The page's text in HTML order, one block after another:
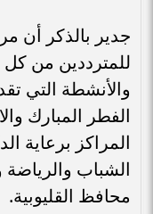
جدير بالذكر أن
للمترددين من كل
والأنشطة التي
الفطر المبارك
المراكز برعاية
الشباب والرياضة
محافظ القليوبية.